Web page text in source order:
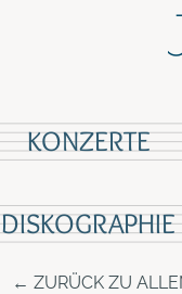
KONZERTE
DISKOGRAPHIE
ZURÜCK ZU